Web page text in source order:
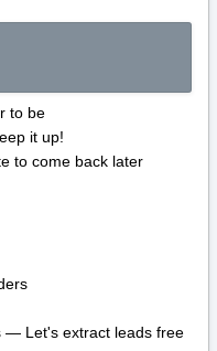
to be
it up!
to come back later
— Let's extract leads free